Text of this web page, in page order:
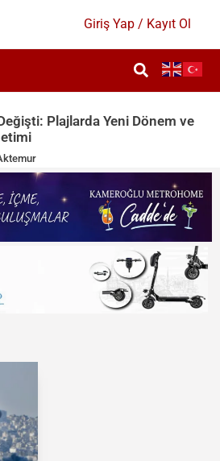
Giriş Yap / Kayıt Ol
Uzay AR-GE Bütçesinde 107 Katlık
Artış
Yazar: